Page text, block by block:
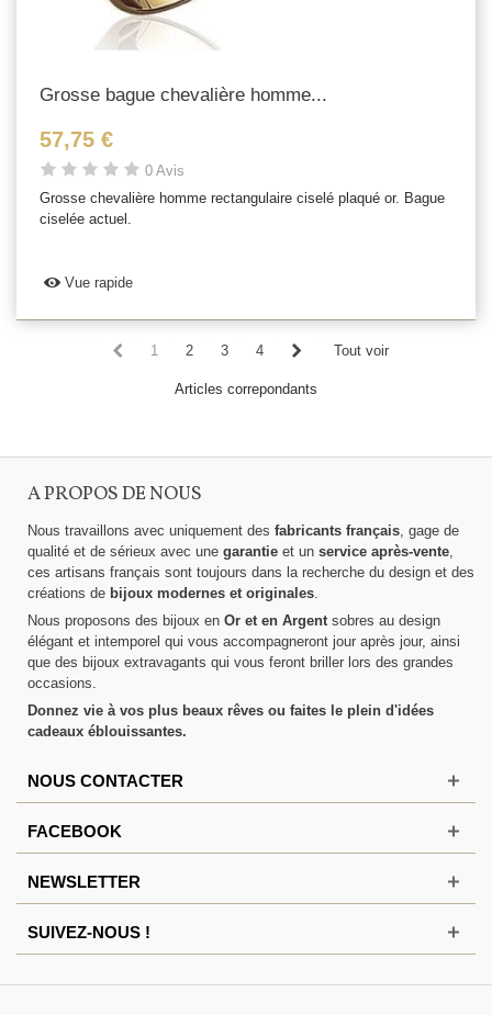
Grosse bague chevalière homme...
57,75 €
0 Avis
Grosse chevalière homme rectangulaire ciselé plaqué or. Bague
ciselée actuel.
Vue rapide
1 2 3 4 Tout voir
Articles correpondants
A PROPOS DE NOUS
Nous travaillons avec uniquement des fabricants français , gage de
qualité et de sérieux avec une garantie et un service après-vente
ces artisans français sont toujours dans la recherche du design et des
créations de bijoux modernes et originales
Nous proposons des bijoux en Or et en Argent sobres au design
élégant et intemporel qui vous accompagneront jour après jour, ainsi
que des bijoux extravagants qui vous feront briller lors des grandes
occasions.
Donnez vie à vos plus beaux rêves ou faites le plein d'idées
cadeaux éblouissantes.
NOUS CONTACTER
FACEBOOK
NEWSLETTER
SUIVEZ-NOUS !